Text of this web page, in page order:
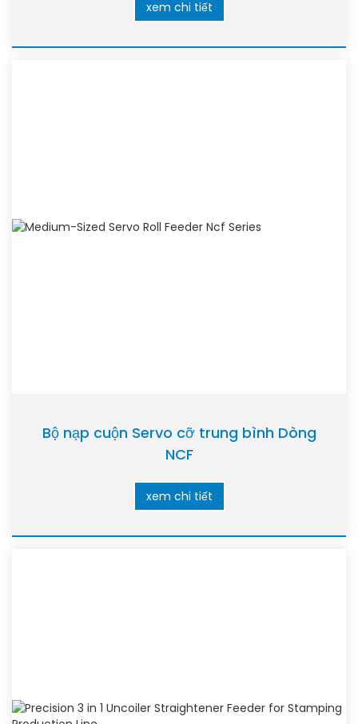
xem chi tiết
Bộ nạp cuộn Servo cỡ trung bình Dòng
NCF
xem chi tiết